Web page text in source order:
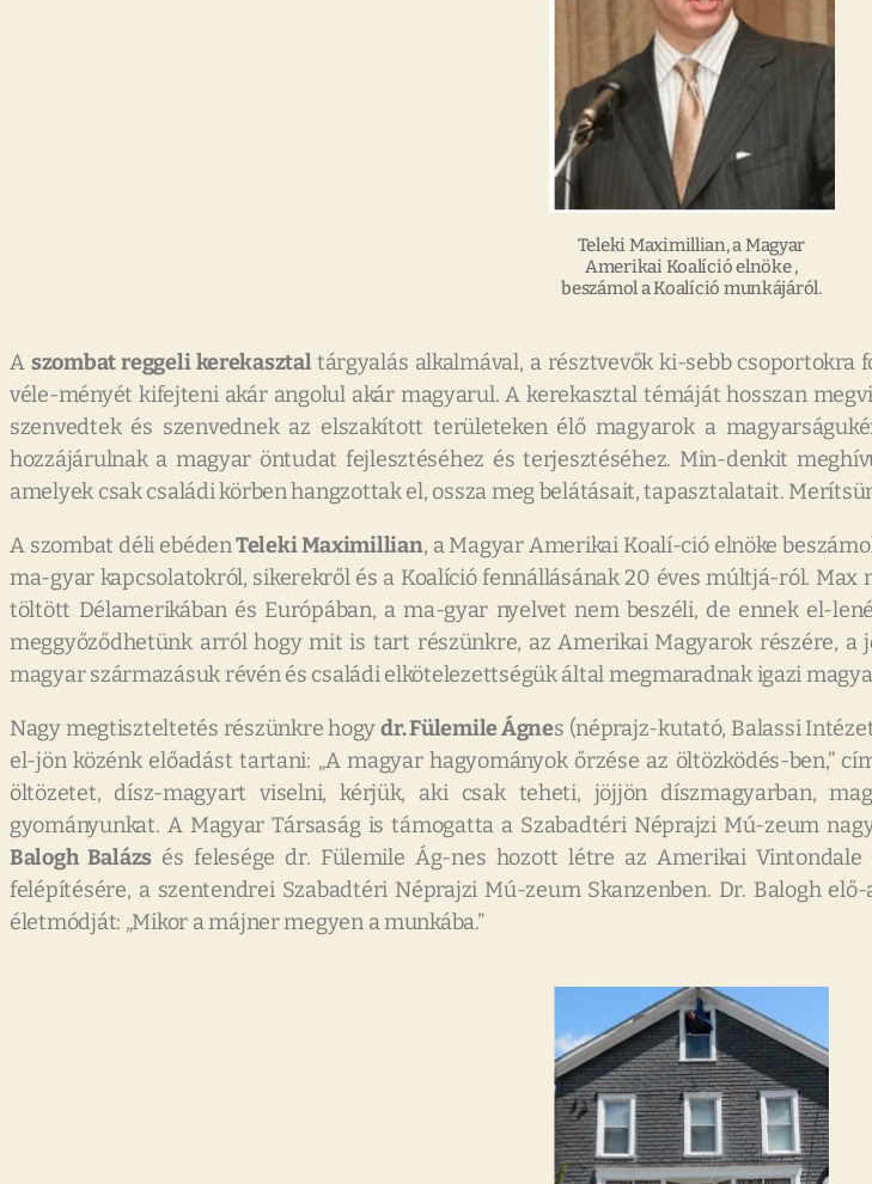
Teleki Maximillian, a Magyar
Amerikai Koalíció elnöke ,
beszámol a Koalíció munkájáról.
A szombat reggeli kerekasztaltárgyalás alkalmával, a résztvevők ki-sebb
véle-ményét kifejteni akár angolul akár magyarul. A kerekasztal témáját hosszan
szenvedtek és szenvednek az elszakított területeken élő magyarok a
hozzájárulnak a magyar öntudat fejlesztéséhez és terjesztéséhez. Min-denkit
amelyek csak családi körben hangzottak el, ossza meg belátásait, tapasztalatait.
A szombat déli ebédenTeleki Maximillian, a Magyar Amerikai Koalí-ció elnöke
ma-gyar kapcsolatokról, sikerekről és a Koalíció fennállásának 20 éves múltjá-ról.
töltött Délamerikában és Európában, a ma-gyar nyelvet nem beszéli, de ennek el-
meggyőződhetünk arról hogy mit is tart részünkre, az Amerikai Magyarok részére, a
magyar származásuk révén és családi elkötelezettségük által megmaradnak igazi
Nagy megtiszteltetés részünkre hogydr. Fülemile Ágnes (néprajz-kutató, Balassi
el-jön közénk előadást tartani: „A magyar hagyományok őrzése az öltözködés-ben,”
öltözetet, dísz-magyart viselni, kérjük, aki csak teheti, jöjjön díszmagyarban,
gyományunkat. A Magyar Társaság is támogatta a Szabadtéri Néprajzi Mú-zeum
Balogh Balázs és felesége dr. Fülemile Ág-nes hozott létre az Amerikai
felépítésére, a szentendrei Szabadtéri Néprajzi Mú-zeum Skanzenben. Dr. Balogh
életmódját: „Mikor a májner megyen a munkába.”